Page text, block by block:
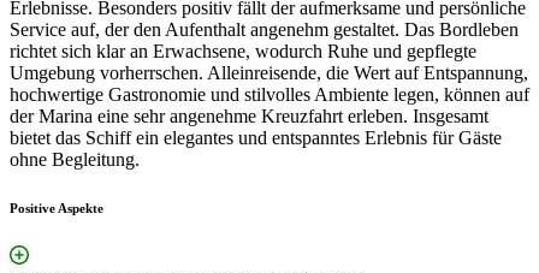
Erlebnisse. Besonders positiv fällt der aufmerksame und persönliche
Service auf, der den Aufenthalt angenehm gestaltet. Das Bordleben
richtet sich klar an Erwachsene, wodurch Ruhe und gepflegte
Umgebung vorherrschen. Alleinreisende, die Wert auf Entspannung,
hochwertige Gastronomie und stilvolles Ambiente legen, können auf
der Marina eine sehr angenehme Kreuzfahrt erleben. Insgesamt
bietet das Schiff ein elegantes und entspanntes Erlebnis für Gäste
ohne Begleitung.
Positive Aspekte